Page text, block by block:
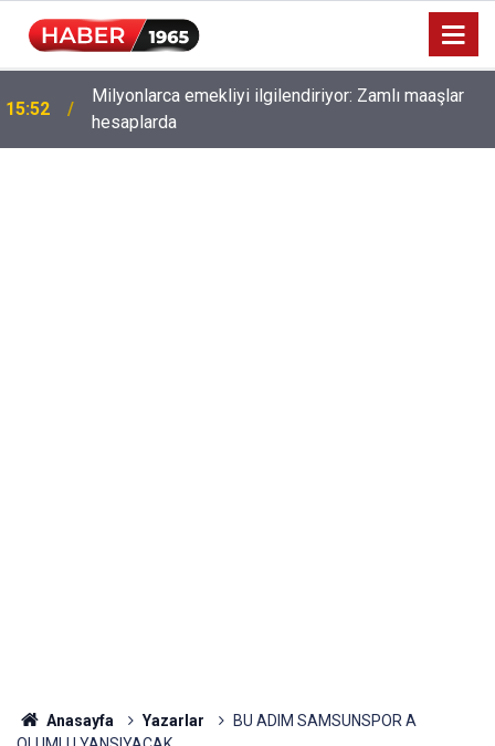
15:52
Milyonlarca emekliyi ilgilendiriyor: Zamlı maaşlar
hesaplarda
Anasayfa Yazarlar
BU ADIM SAMSUNSPOR A